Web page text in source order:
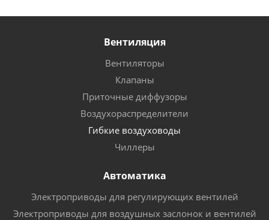
Вентиляция
Вентиляторы
Клапаны
Приточные диффузоры
Воздухораспределители
Гибкие воздуховоды
Чиллеры
Автоматика
Электроприводы для регулирующих вентилей
Электроприводы для воздушных заслонок и вентилей